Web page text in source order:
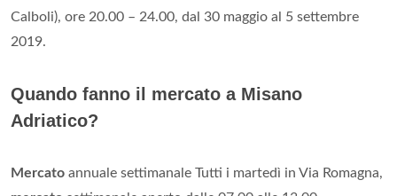
Calboli), ore 20.00 – 24.00, dal 30 maggio al 5 settembre
2019.
Quando fanno il mercato a Misano
Adriatico?
Mercato annuale settimanale Tutti i martedì in Via Romagna,